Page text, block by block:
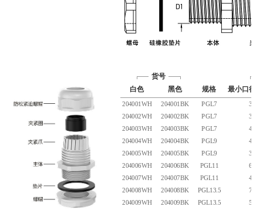
货号
白色
黑色 规格 最小口径
204001WH 204001BK PGL7
3
204002WH
204002BK PGL7
3
204003WH
204003BK PGL7
4
204004WH
204004BK PGL9
4
204005WH
204005BK PGL9
3
204006WH
204006BK PGL11
6
204007WH
204007BK PGL11
4
204008WH
204008BK PGL13.5
7
204009WH
204009BK PGL13.5
5